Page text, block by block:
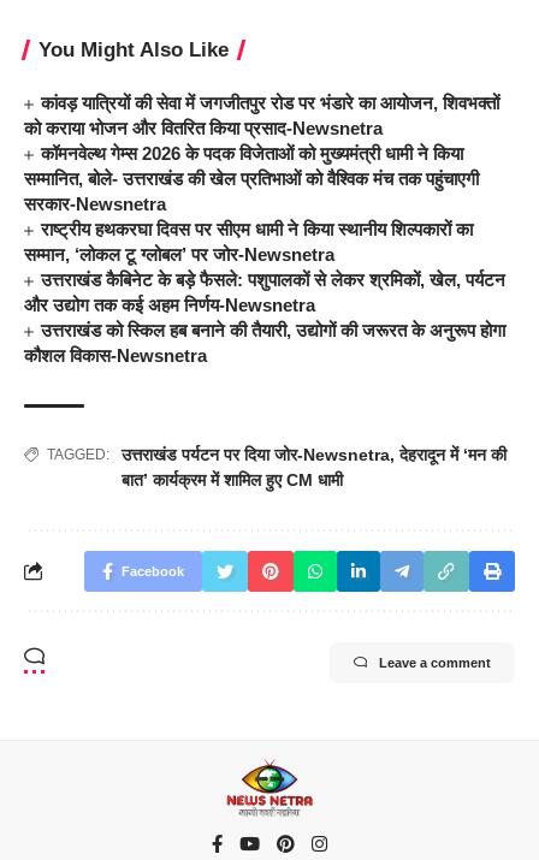
You Might Also Like
कांवड़ यात्रियों की सेवा में जगजीतपुर रोड पर भंडारे का आयोजन, शिवभक्तों
को कराया भोजन और वितरित किया प्रसाद-Newsnetra
कॉमनवेल्थ गेम्स 2026 के पदक विजेताओं को मुख्यमंत्री धामी ने किया
सम्मानित, बोले- उत्तराखंड की खेल प्रतिभाओं को वैश्विक मंच तक पहुंचाएगी
सरकार-Newsnetra
राष्ट्रीय हथकरघा दिवस पर सीएम धामी ने किया स्थानीय शिल्पकारों का
सम्मान, ‘लोकल टू ग्लोबल’ पर जोर-Newsnetra
उत्तराखंड कैबिनेट के बड़े फैसले: पशुपालकों से लेकर श्रमिकों, खेल, पर्यटन
और उद्योग तक कई अहम निर्णय-Newsnetra
उत्तराखंड को स्किल हब बनाने की तैयारी, उद्योगों की जरूरत के अनुरूप होगा
कौशल विकास-Newsnetra
TAGGED: उत्तराखंड पर्यटन पर दिया जोर-Newsnetra,देहरादून में ‘मन की
बात’ कार्यक्रम में शामिल हुए CM धामी
Facebook
Leave a comment